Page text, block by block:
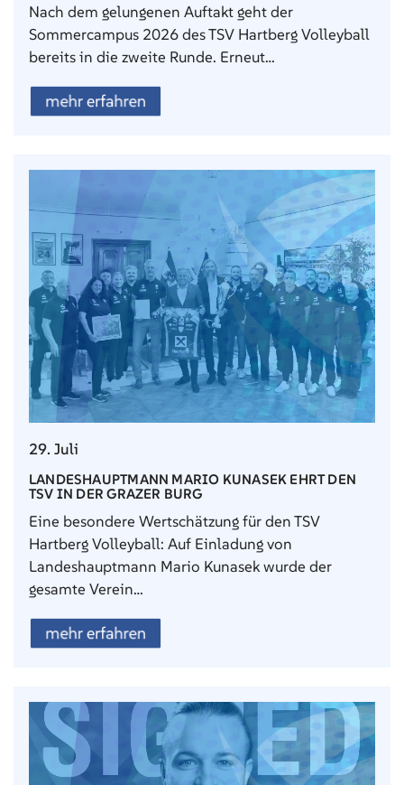
Nach dem gelungenen Auftakt geht der
Sommercampus 2026 des TSV Hartberg Volleyball
bereits in die zweite Runde. Erneut…
mehr erfahren
29. Juli
LANDESHAUPTMANN MARIO KUNASEK EHRT DEN
TSV IN DER GRAZER BURG
Eine besondere Wertschätzung für den TSV
Hartberg Volleyball: Auf Einladung von
Landeshauptmann Mario Kunasek wurde der
gesamte Verein…
mehr erfahren